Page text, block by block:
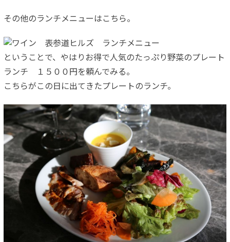
その他のランチメニューはこちら。
ということで、やはりお得で人気のたっぷり野菜のプレート
ランチ １５００円を頼んでみる。
こちらがこの日に出てきたプレートのランチ。